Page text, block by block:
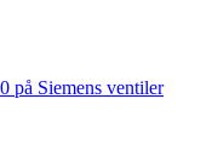
på Siemens ventiler